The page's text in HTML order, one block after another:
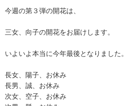
今週の第３弾の開花は、
三女、向子の開花をお届けします。
いよいよ本当に今年最後となりました。
長女、陽子、お休み
長男、誠、お休み
次女、空子、お休み